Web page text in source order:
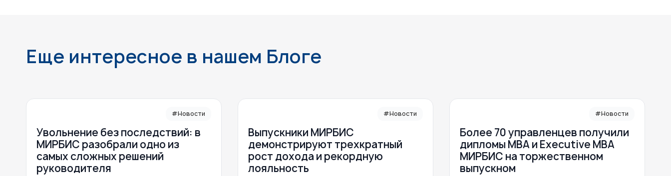
Еще интересное в нашем Блоге
#Новости
Увольнение без последствий: в
МИРБИС разобрали одно из
самых сложных решений
руководителя
#Новости
Выпускники МИРБИС
демонстрируют трехкратный
рост дохода и рекордную
лояльность
#Новости
Более 70 управленцев получили
дипломы MBA и Executive MBA
МИРБИС на торжественном
выпускном